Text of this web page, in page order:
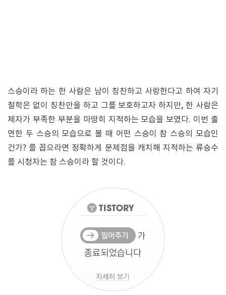
스승이라 하는 한 사람은 남이 칭찬하고 사랑한다고 하여 자기
철학은 없이 칭찬만을 하고 그를 보호하고자 하지만, 한 사람은
제자가 부족한 부분을 마땅히 지적하는 모습을 보였다. 이번 출
연한 두 스승의 모습으로 볼 때 어떤 스승이 참 스승의 모습인
건가? 를 꼽으라면 정확하게 문제점을 캐치해 지적하는 류승수
를 시청자는 참 스승이라 할 것이다.